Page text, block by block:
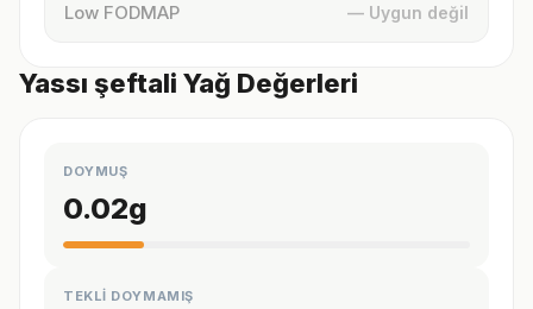
Low FODMAP — Uygun değil
Yassı şeftali Yağ Değerleri
DOYMUŞ
0.02g
TEKLİ DOYMAMIŞ